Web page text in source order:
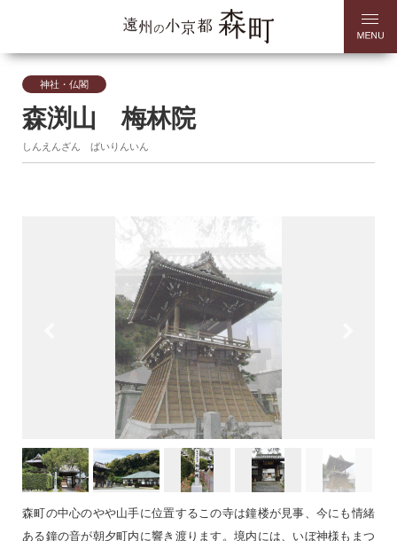
神社・仏閣
森渕山 梅林院
しんえんざん ばいりんいん
森町の中心のやや山手に位置するこの寺は鐘楼が見事、今にも情緒
ある鐘の音が朝夕町内に響き渡ります。境内には、いぼ神様もまつ